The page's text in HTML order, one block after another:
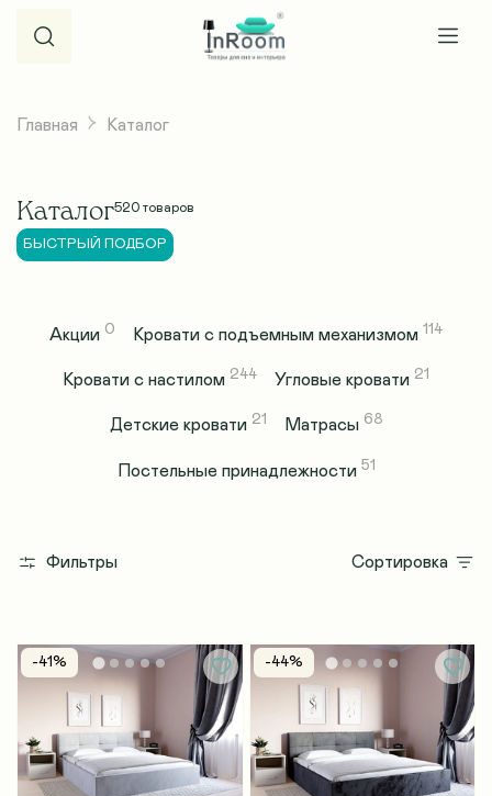
Главная Каталог
Каталог520 товаров
БЫСТРЫЙ ПОДБОР
Акции 0 Кровати с подъемным механизмом 114
Кровати с настилом 244 Угловые кровати 21
Детские кровати 21 Матрасы 68
Постельные принадлежности 51
Фильтры Сортировка
-41% -44%